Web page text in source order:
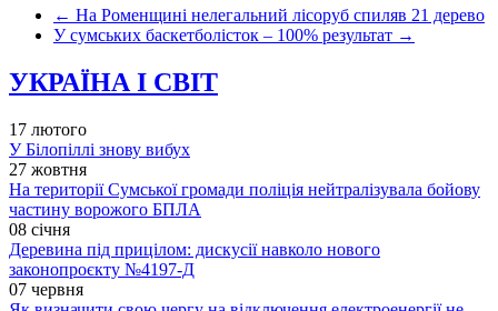
← На Роменщині нелегальний лісоруб спиляв 21 дерево
У сумських баскетболісток – 100% результат →
УКРАЇНА І СВІТ
17 лютого
У Білопіллі знову вибух
27 жовтня
На території Сумської громади поліція нейтралізувала бойову
частину ворожого БПЛА
08 січня
Деревина під прицілом: дискусії навколо нового
законопроєкту №4197-Д
07 червня